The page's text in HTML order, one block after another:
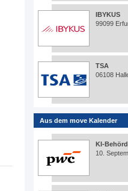
IBYKUS
99099
TSA
06108
Aus dem move Kalender
KI-
10.